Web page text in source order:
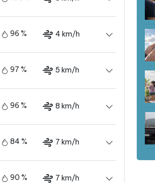
96 % 4 km/h
97 % 5 km/h
96 % 8 km/h
84 % 7 km/h
90 % 7 km/h